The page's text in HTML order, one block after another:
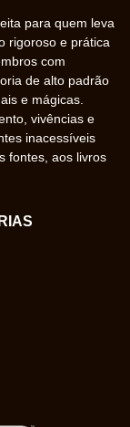
para quem leva
rigoroso e prática
com
de alto padrão
e mágicas.
vivências e
inacessíveis
fontes, aos livros